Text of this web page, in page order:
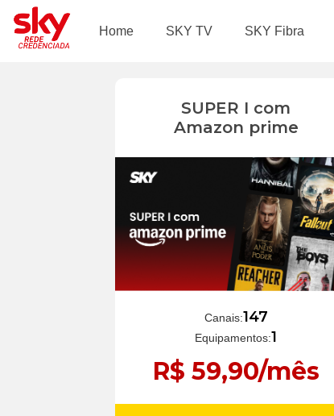
Home SKY TV SKY Fibra
SUPER I com
Amazon prime
Canais:147
Equipamentos:1
R$ 59,90/mês